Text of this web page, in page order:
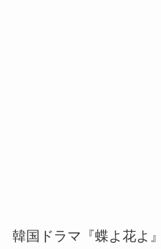
韓国ドラマ『蝶よ花よ